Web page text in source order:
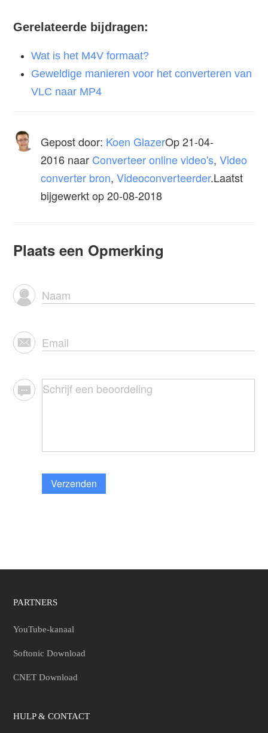
Gerelateerde bijdragen:
Wat is het M4V formaat?
Geweldige manieren voor het converteren van
VLC naar MP4
Gepost door: Koen GlazerOp21-04-
2016 naar Converteer online video's,Video
converter bron,Videoconverteerder.Laatst
bijgewerkt op 20-08-2018
Plaats een Opmerking
Verzenden
PARTNERS
YouTube-kanaal
Softonic Download
CNET Download
HULP & CONTACT